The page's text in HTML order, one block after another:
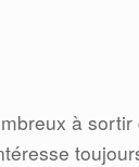
à sortir